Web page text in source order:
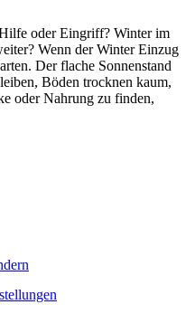
oder Eingriff? Winter im
Wenn der Winter Einzug
Der flache Sonnenstand
Böden trocknen kaum,
oder Nahrung zu finden,